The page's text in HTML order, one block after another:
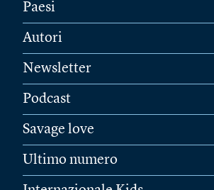
Paesi
Autori
Newsletter
Podcast
Savage love
Ultimo numero